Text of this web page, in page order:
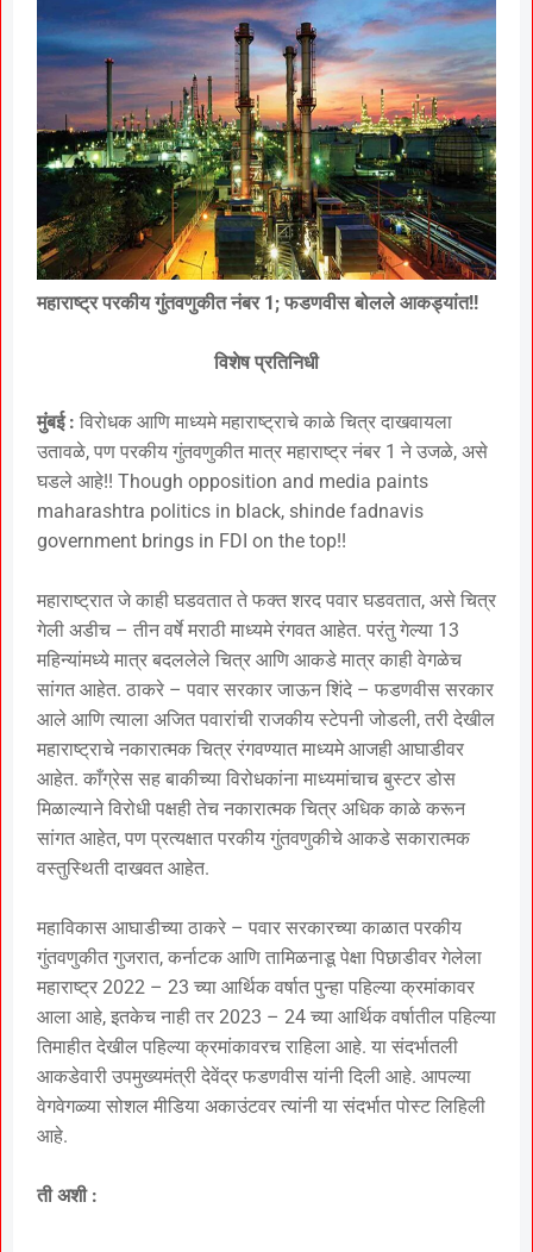
महाराष्ट्र परकीय गुंतवणुकीत नंबर 1; फडणवीस बोलले आकड्यांत!!
विशेष प्रतिनिधी
मुंबई : विरोधक आणि माध्यमे महाराष्ट्राचे काळे चित्र दाखवायला
उतावळे, पण परकीय गुंतवणुकीत मात्र महाराष्ट्र नंबर 1 ने उजळे, असे
घडले आहे!! Though opposition and media paints
maharashtra politics in black, shinde fadnavis
government brings in FDI on the top!!
महाराष्ट्रात जे काही घडवतात ते फक्त शरद पवार घडवतात, असे चित्र
गेली अडीच – तीन वर्षे मराठी माध्यमे रंगवत आहेत. परंतु गेल्या 13
महिन्यांमध्ये मात्र बदललेले चित्र आणि आकडे मात्र काही वेगळेच
सांगत आहेत. ठाकरे – पवार सरकार जाऊन शिंदे – फडणवीस सरकार
आले आणि त्याला अजित पवारांची राजकीय स्टेपनी जोडली, तरी देखील
महाराष्ट्राचे नकारात्मक चित्र रंगवण्यात माध्यमे आजही आघाडीवर
आहेत. काँग्रेस सह बाकीच्या विरोधकांना माध्यमांचाच बुस्टर डोस
मिळाल्याने विरोधी पक्षही तेच नकारात्मक चित्र अधिक काळे करून
सांगत आहेत, पण प्रत्यक्षात परकीय गुंतवणुकीचे आकडे सकारात्मक
वस्तुस्थिती दाखवत आहेत.
महाविकास आघाडीच्या ठाकरे – पवार सरकारच्या काळात परकीय
गुंतवणुकीत गुजरात, कर्नाटक आणि तामिळनाडू पेक्षा पिछाडीवर गेलेला
महाराष्ट्र 2022 – 23 च्या आर्थिक वर्षात पुन्हा पहिल्या क्रमांकावर
आला आहे, इतकेच नाही तर 2023 – 24 च्या आर्थिक वर्षातील पहिल्या
तिमाहीत देखील पहिल्या क्रमांकावरच राहिला आहे. या संदर्भातली
आकडेवारी उपमुख्यमंत्री देवेंद्र फडणवीस यांनी दिली आहे. आपल्या
वेगवेगळ्या सोशल मीडिया अकाउंटवर त्यांनी या संदर्भात पोस्ट लिहिली
आहे.
ती अशी :